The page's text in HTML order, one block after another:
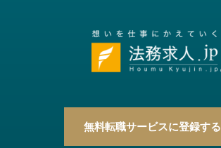
無料転職サービスに登録する